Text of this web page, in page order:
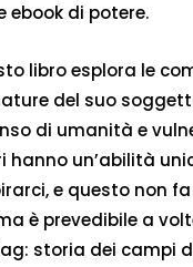
ebook di potere.
libro esplora le
del suo
di umanità e
hanno un’abilità
e questo non fa
è prevedibile a
storia dei campi